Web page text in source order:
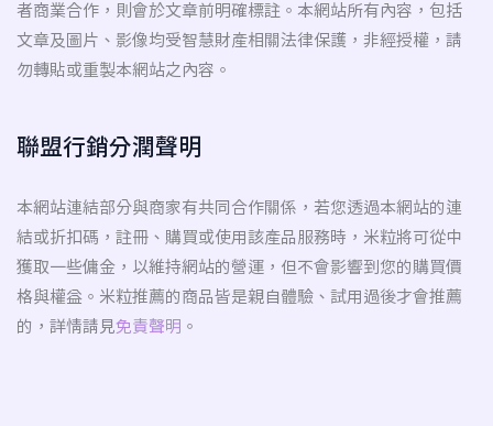
者商業合作，則會於文章前明確標註。本網站所有內容，包括
文章及圖片、影像均受智慧財產相關法律保護，非經授權，請
勿轉貼或重製本網站之內容。
聯盟行銷分潤聲明
本網站連結部分與商家有共同合作關係，若您透過本網站的連
結或折扣碼，註冊、購買或使用該產品服務時，米粒將可從中
獲取一些傭金，以維持網站的營運，但不會影響到您的購買價
格與權益。米粒推薦的商品皆是親自體驗、試用過後才會推薦
的，詳情請見 免責聲明 。